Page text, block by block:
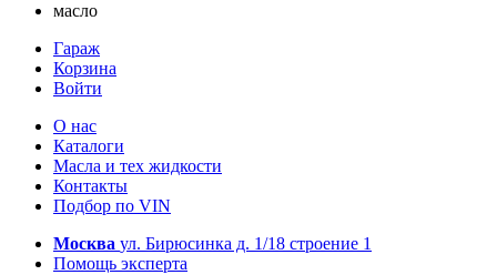
масло
Гараж
Корзина
Войти
О нас
Каталоги
Масла и тех жидкости
Контакты
Подбор по VIN
Москва ул. Бирюсинка д. 1/18 строение 1
Помощь эксперта